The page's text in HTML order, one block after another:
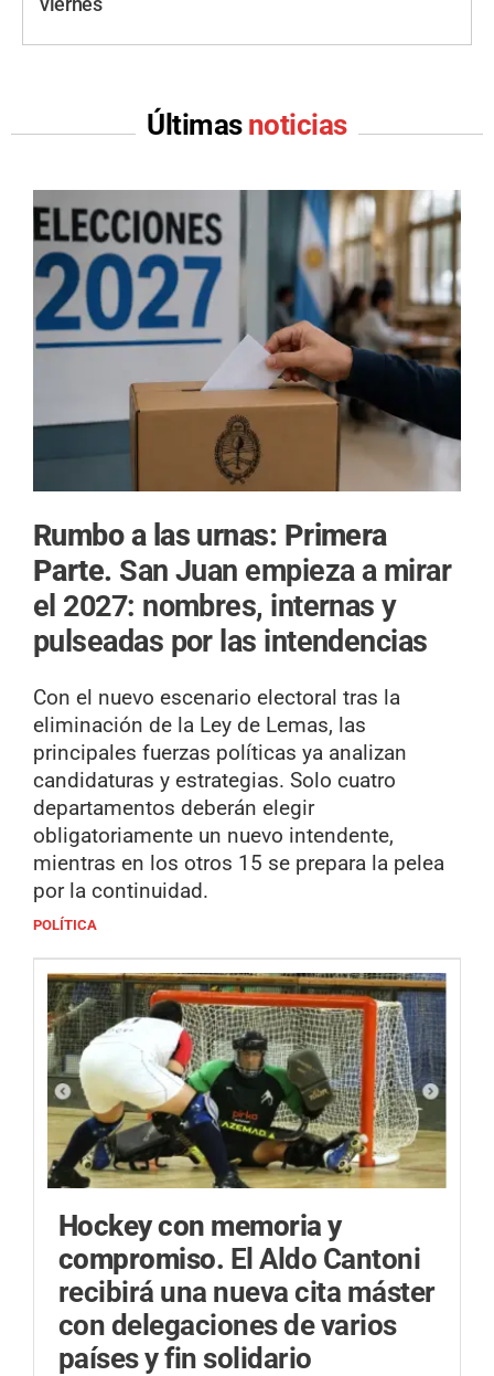
viernes
Últimas noticias
Rumbo a las urnas: Primera
Parte. San Juan empieza a mirar
el 2027: nombres, internas y
pulseadas por las intendencias
Con el nuevo escenario electoral tras la
eliminación de la Ley de Lemas, las
principales fuerzas políticas ya analizan
candidaturas y estrategias. Solo cuatro
departamentos deberán elegir
obligatoriamente un nuevo intendente,
mientras en los otros 15 se prepara la pelea
por la continuidad.
POLÍTICA
Hockey con memoria y
compromiso. El Aldo Cantoni
recibirá una nueva cita máster
con delegaciones de varios
países y fin solidario